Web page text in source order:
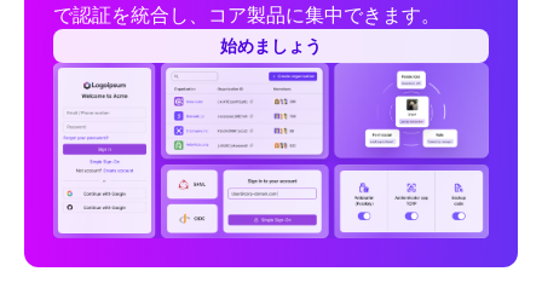
で認証を統合し、コア製品に集中できます。
始めましょう